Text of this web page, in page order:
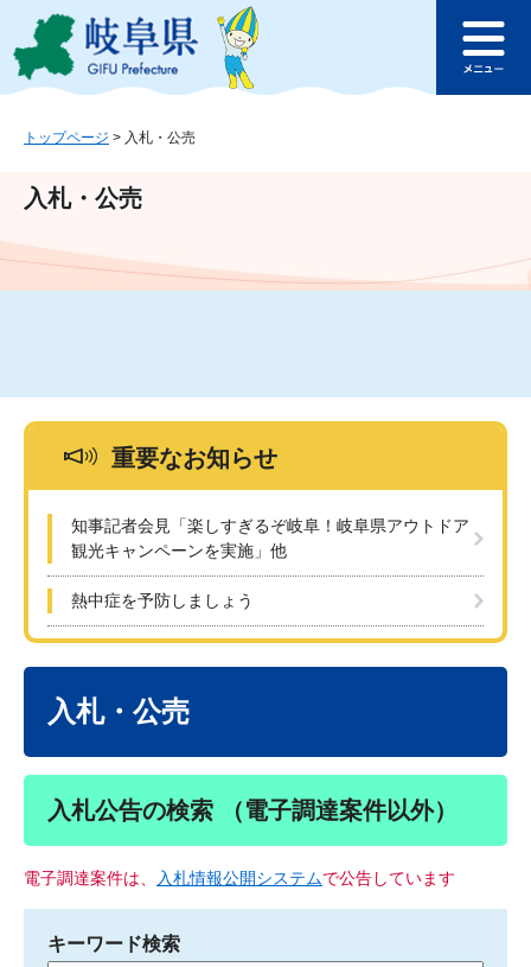
ジ
ュ
文
このページの本文へ
ュ
トップページ > 入札・公売
入札・公売
重要なお知らせ
知事記者会見「楽しすぎるぞ岐阜！岐阜県アウトドア
観光キャンペーンを実施」他
熱中症を予防しましょう
入札・公売
入札公告の検索 （電子調達案件以外）
電子調達案件は、 入札情報公開システムで公告しています
キーワード検索